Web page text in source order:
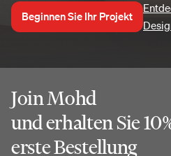
Beginnen Sie Ihr Projekt
Join Mohd
und erhalten Sie
erste Bestellung